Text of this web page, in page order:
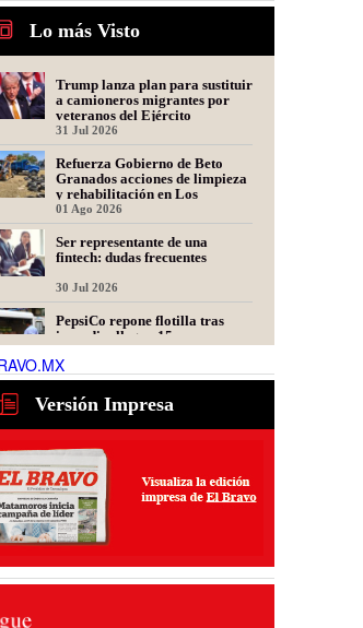
Lo más Visto
Trump lanza plan para sustituir
a camioneros migrantes por
veteranos del Ejército
31 Jul 2026
Refuerza Gobierno de Beto
Granados acciones de limpieza
y rehabilitación en Los
Presidentes
01 Ago 2026
Ser representante de una
fintech: dudas frecuentes
30 Jul 2026
PepsiCo repone flotilla tras
incendio; llegan 15 nuevas
31 Jul 2026
Tamaulipas alista nuevo plan
para recuperar exportaciones
de ganado
Versión Impresa